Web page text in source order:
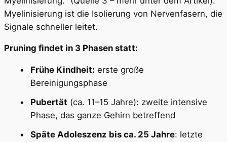
Myelinisierung ist die Isolierung von Nervenfasern, die
Signale schneller leitet.
Pruning findet in 3 Phasen statt:
Frühe Kindheit: erste große
Bereinigungsphase
Pubertät (ca. 11–15 Jahre): zweite intensive
Phase, das ganze Gehirn betreffend
Späte Adoleszenz bis ca. 25 Jahre: letzte